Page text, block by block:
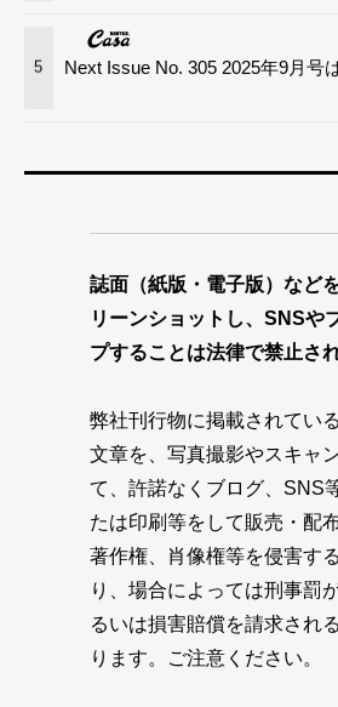
5 Next Issue No. 305 2025年9月号
誌面（紙版・電子版）など
リーンショットし、SNSや
プすることは法律で禁止さ
弊社刊行物に掲載されてい
文章を、写真撮影やスキャ
て、許諾なくブログ、SNS
たは印刷等をして販売・配
著作権、肖像権等を侵害す
り、場合によっては刑事罰
るいは損害賠償を請求され
ります。ご注意ください。